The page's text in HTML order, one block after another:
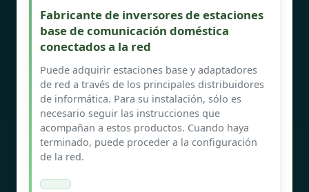
Fabricante de inversores de estaciones
base de comunicación doméstica
conectados a la red
Puede adquirir estaciones base y adaptadores
de red a través de los principales distribuidores
de informática. Para su instalación, sólo es
necesario seguir las instrucciones que
acompañan a estos productos. Cuando haya
terminado, puede proceder a la configuración
de la red.